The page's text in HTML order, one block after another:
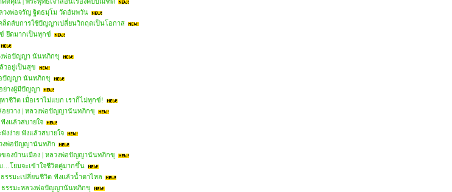
งพ่อจรัญ ฐิตธมฺโม วัดอัมพวัน
ดลับการใช้ปัญญาเปลี่ยนวิกฤตเป็นโอกาส
ยึดมากเป็นทุกข์
งพ่อปัญญา นันทภิกขุ
วอยู่เป็นสุข
อปัญญา นันทภิกขุ
ย่างผู้มีปัญญา
าชีวิต เมื่อเราไม่แบก เราก็ไม่ทุกข์!
อยวาง | หลวงพ่อปัญญานันทภิกขุ
งแล้วสบายใจ
งง่าย ฟังแล้วสบายใจ
งพ่อปัญญานันทภิก
ของบ้านเมือง | หลวงพ่อปัญญานันทภิกขุ
…โยมจะเข้าใจชีวิตคู่มากขึ้น
รมะเปลี่ยนชีวิต ฟังแล้วน้ำตาไหล
ธรรมะหลวงพ่อปัญญานันทภิกขุ